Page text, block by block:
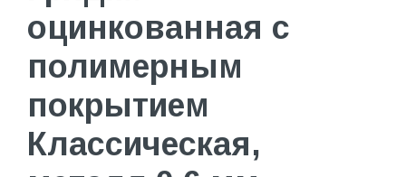
оцинкованная с
полимерным
покрытием
Классическая,